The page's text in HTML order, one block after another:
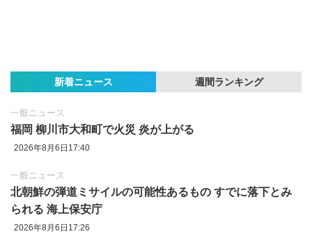
新着ニュース 週間ランキング
一般ニュース
福岡 柳川市大和町で火災 炎が上がる
2026年8月6日17:40
一般ニュース
北朝鮮の弾道ミサイルの可能性あるもの すでに落下とみ
られる 海上保安庁
2026年8月6日17:26